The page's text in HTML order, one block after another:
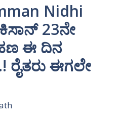
Nidhi
23ನೇ
ಈ ದಿನ
ರೈತರು ಈಗಲೇ